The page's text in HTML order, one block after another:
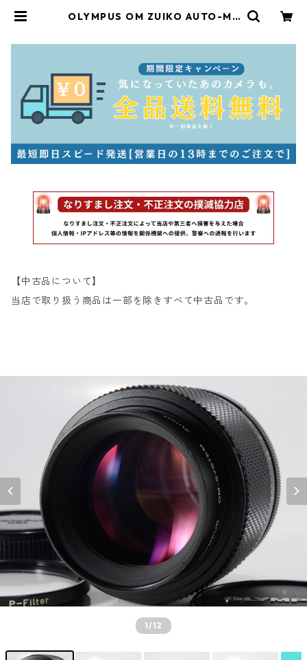
OLYMPUS OM ZUIKO AUTO-MA
【中古品について】
当店で取り扱う商品は一部を除きすべて中古品です。
1/12